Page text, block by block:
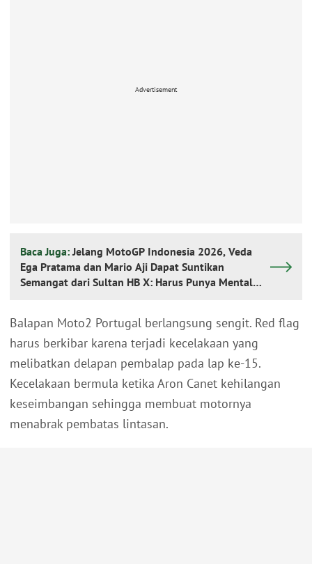
Advertisement
Baca Juga:Jelang MotoGP Indonesia 2026, Veda
Ega Pratama dan Mario Aji Dapat Suntikan
Semangat dari Sultan HB X: Harus Punya Mental
Balapan Moto2 Portugal berlangsung sengit. Red flag
harus berkibar karena terjadi kecelakaan yang
melibatkan delapan pembalap pada lap ke-15.
Kecelakaan bermula ketika Aron Canet kehilangan
keseimbangan sehingga membuat motornya
menabrak pembatas lintasan.